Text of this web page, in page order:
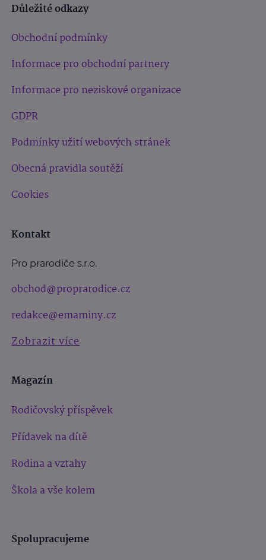
Důležité odkazy
Obchodní podmínky
Informace pro obchodní partnery
Informace pro neziskové organizace
GDPR
Podmínky užití webových stránek
Obecná pravidla soutěží
Cookies
Kontakt
Pro prarodiče s.r.o.
obchod@proprarodice.cz
redakce@emaminy.cz
Zobrazit více
Magazín
Rodičovský příspěvek
Přídavek na dítě
Rodina a vztahy
Škola a vše kolem
Spolupracujeme